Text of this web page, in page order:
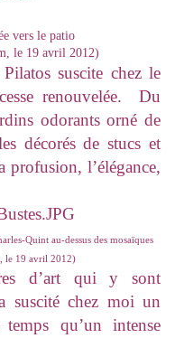
vers le patio
le 19 avril 2012)
suscite chez le
renouvelée. Du
odorants orné de
décorés de stucs et
profusion, l’élégance,
Quint au-dessus des mosaïques
le 19 avril 2012)
d’art qui y sont
suscité chez moi un
qu’un intense